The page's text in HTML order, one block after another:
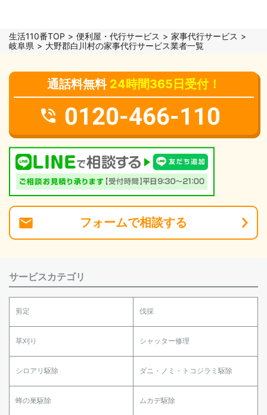
生活110番TOP 便利屋・代行サービス
家事代行サービス
岐阜県
大野郡白川村の家事代行サービス業者一覧
通話料無料 24時間365日受付！
0120-466-110
フォームで相談する
サービスカテゴリ
剪定 伐採
草刈り シャッター修理
シロアリ駆除 ダニ・ノミ・トコジラミ駆除
蜂の巣駆除 ムカデ駆除